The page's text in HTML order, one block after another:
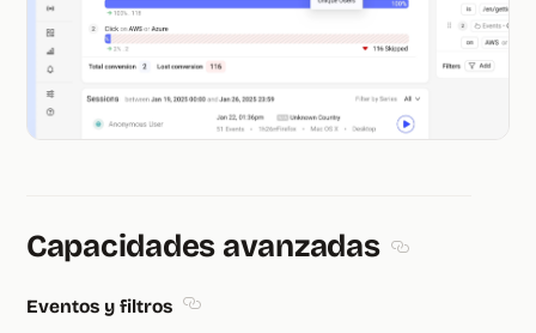
Capacidades avanzadas
Eventos y filtros